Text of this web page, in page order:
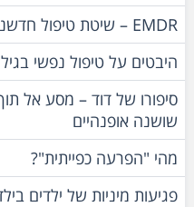
EMDR – שיטת טיפול חדשנית
היבטים על טיפול נפשי
סיפורו של דוד – מסע אל
שושנה אופנהיים
מהי "הפרעה כפייתית"?
פגיעות מיניות של ילדים